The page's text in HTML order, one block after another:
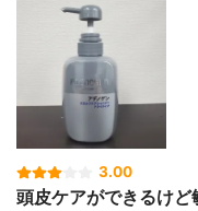
3.00
頭皮ケアができるけ